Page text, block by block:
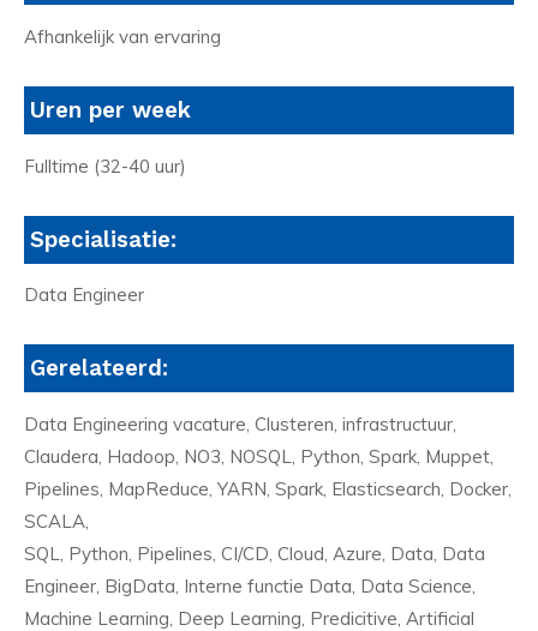
Afhankelijk van ervaring
Uren per week
Fulltime (32-40 uur)
Specialisatie:
Data Engineer
Gerelateerd:
Data Engineering vacature, Clusteren, infrastructuur,
Claudera, Hadoop, NO3, NOSQL, Python, Spark, Muppet,
Pipelines, MapReduce, YARN, Spark, Elasticsearch, Docker,
SCALA,
SQL, Python, Pipelines, CI/CD, Cloud, Azure, Data, Data
Engineer, BigData, Interne functie Data, Data Science,
Machine Learning, Deep Learning, Predicitive, Artificial